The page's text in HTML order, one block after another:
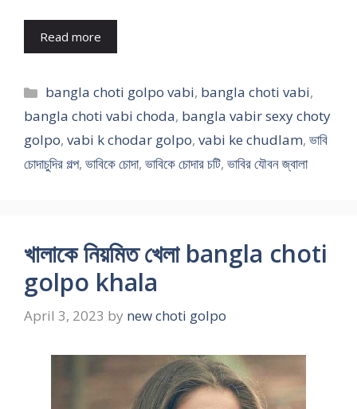
Read more
Categories
bangla choti golpo vabi, bangla choti vabi,
bangla choti vabi choda, bangla vabir sexy choty
golpo, vabi k chodar golpo, vabi ke chudlam, ভাবি
চোদাচুদির গল্প, ভাবিকে চোদা, ভাবিকে চোদার চটি, ভাবির যৌবন জ্বালা
খালাকে নিয়মিত খেলা bangla choti
golpo khala
April 3, 2023 by new choti golpo